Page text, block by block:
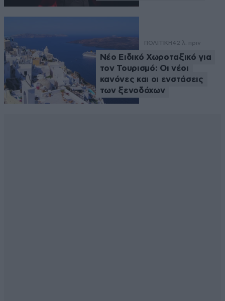
ΠΟΛΙΤΙΚΗ42 λ. πριν
Νέο Ειδικό Χωροταξικό για
τον Τουρισμό: Οι νέοι
κανόνες και οι ενστάσεις
των ξενοδόχων